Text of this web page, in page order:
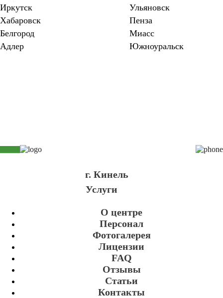
Иркутск
Ульяновск
Хабаровск
Пенза
Белгород
Миасс
Адлер
Южноуральск
г. Кинель
Услуги
О центре
Персонал
Фотогалерея
Лицензии
FAQ
Отзывы
Статьи
Контакты